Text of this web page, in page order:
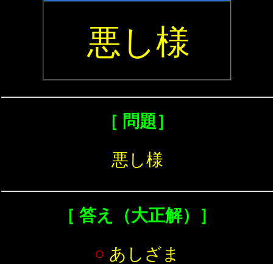
悪し様
［ 問題］
悪し様
［ 答え（大正解）］
○ あしざま